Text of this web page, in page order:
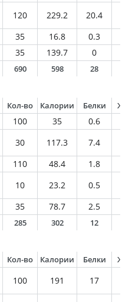
120 229.2 20.4
35 16.8 0.3
35 139.7 0
690 598 28
Кол-во Калории Белки
100 35 0.6
30 117.3 7.4
110 48.4 1.8
10 23.2 0.5
35 78.7 2.5
285 302 12
Кол-во Калории Белки
100 191 17